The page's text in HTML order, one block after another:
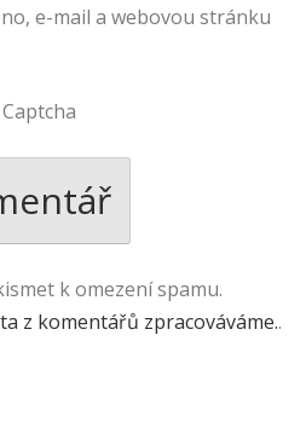
e-mail a webovou stránku
k omezení spamu.
z komentářů zpracováváme..